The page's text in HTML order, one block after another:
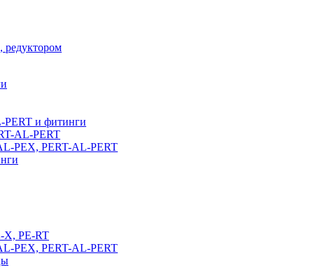
редуктором
PERT и фитинги
AL-PERT
PEX, PERT-AL-PERT
X, PE-RT
PEX, PERT-AL-PERT